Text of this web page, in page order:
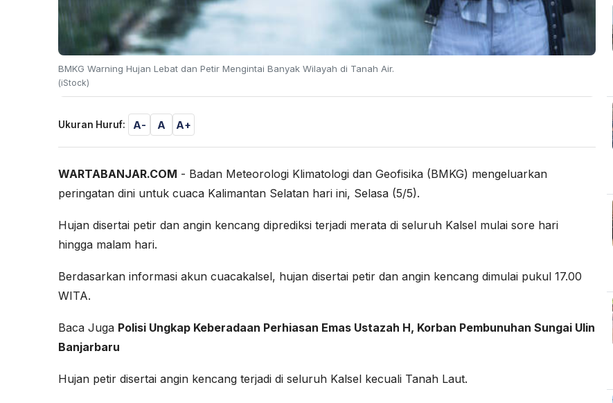
BMKG Warning Hujan Lebat dan Petir Mengintai Banyak Wilayah di Tanah Air.
(iStock)
Ukuran Huruf: A- A A+
WARTABANJAR.COM - Badan Meteorologi Klimatologi dan Geofisika (BMKG) mengeluarkan
peringatan dini untuk cuaca Kalimantan Selatan hari ini, Selasa (5/5).
Hujan disertai petir dan angin kencang diprediksi terjadi merata di seluruh Kalsel mulai sore hari
hingga malam hari.
Berdasarkan informasi akun cuacakalsel, hujan disertai petir dan angin kencang dimulai pukul 17.00
WITA.
Baca Juga Polisi Ungkap Keberadaan Perhiasan Emas Ustazah H, Korban Pembunuhan Sungai Ulin
Banjarbaru
Hujan petir disertai angin kencang terjadi di seluruh Kalsel kecuali Tanah Laut.